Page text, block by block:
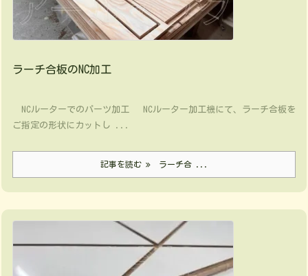
ラーチ合板のNC加工
NCルーターでのパーツ加工 NCルーター加工機にて、ラーチ合板を
ご指定の形状にカットし ...
記事を読む ラーチ合 ...